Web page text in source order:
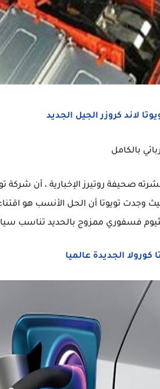
لاند كروزر الجيل الجديد
بالكامل
صحيفة روتيرز الإخبارية ، أن شركة
فسفوري ممزوج بالحديد تناسب
كورولا الجديدة عالميا